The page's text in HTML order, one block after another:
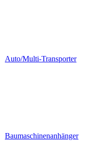
Auto/Multi-Transporter
Baumaschinenanhänger